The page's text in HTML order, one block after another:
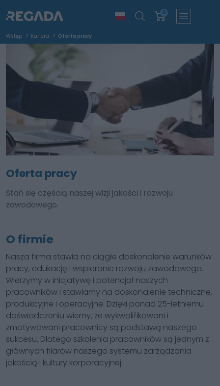
0
Wstęp Kariera Oferta pracy
Oferta pracy
Stań się częścią naszej wizji jakości i rozwoju
zawodowego.
O firmie
Nasza firma stawia na ciągłe doskonalenie warunków
pracy, edukację i wspieranie rozwoju zawodowego.
Wierzymy w inicjatywę i potencjał naszych
pracowników i stawiamy na doskonalenie techniczne,
produkcyjne i operacyjne. Dzięki ponad 25-letniemu
doświadczeniu wiemy, że wykwalifikowani i
zmotywowani pracownicy są podstawą naszego
sukcesu. Dlatego szkolenia pracowników są jednym z
głównych filarów naszego systemu zarządzania
jakością i kultury korporacyjnej.